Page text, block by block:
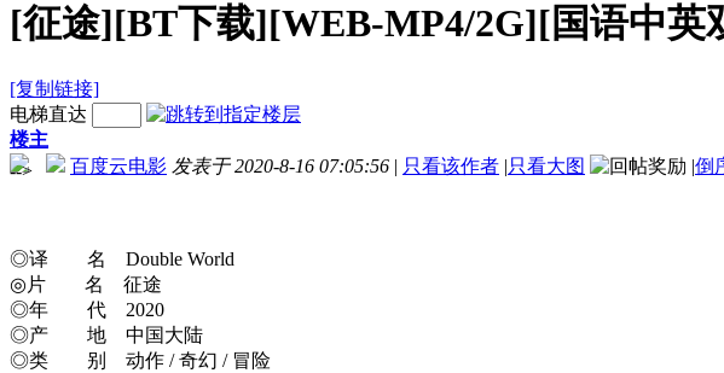
[征途][BT下载][WEB-MP4/2G][国语中英
[复制链接]
电梯直达
楼主
百度云电影 发表于 2020-8-16 07:05:56 | 只看该作者 |只看大图 |倒
-->
◎译 名 Double World
◎片 名 征途
◎年 代 2020
◎产 地 中国大陆
◎类 别 动作 / 奇幻 / 冒险